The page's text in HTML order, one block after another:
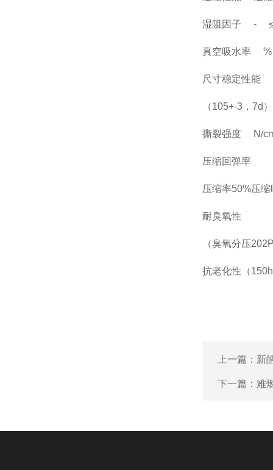
湿阻因子 -
真空吸水率
尺寸稳定性能
（105+-3，
撕裂强度 N/
压缩回弹率
压缩率50%压
耐臭氧性
（臭氧分压
抗老化性（
上一篇： 新
下一篇： 难